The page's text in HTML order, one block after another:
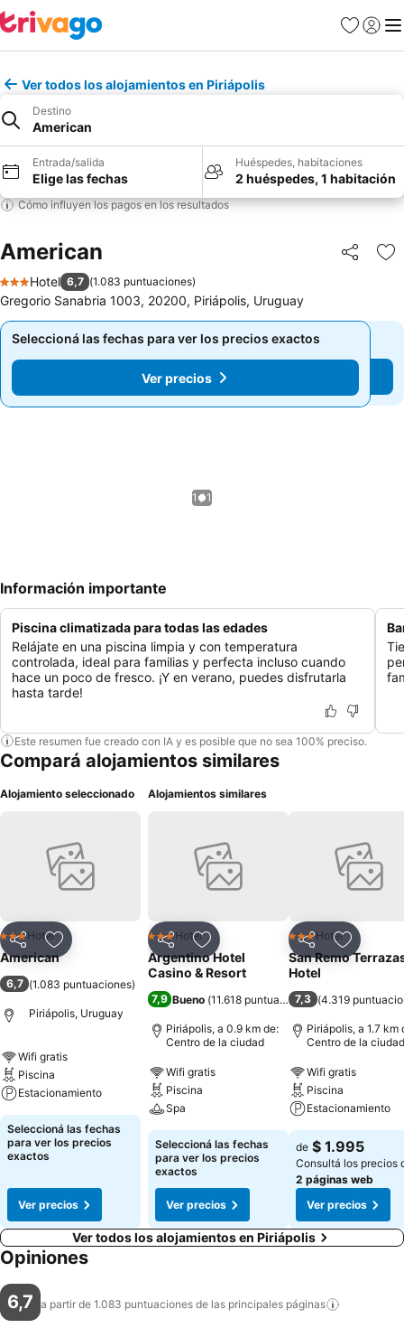
Favoritos
Iniciar
Ver todos los alojamientos en Piriápolis
Destino
American
Entrada/salida
Elige las fechas
Huéspedes, habitaciones
2 huéspedes, 1 habitación
Cómo influyen los pagos en los resultados
American Compartir
3 Estrellas
Hotel 6,7 (1.083 puntuaciones)
Gregorio Sanabria 1003, 20200, Piriápolis, Uruguay
Seleccioná las fechas para ver los precios exactos
Ver precios
Seleccioná las fechas para ver los precios exactos
Ver precios
1 / 1
Información importante
Piscina climatizada para todas las edades
Relájate en una piscina limpia y con temperatura
controlada, ideal para familias y perfecta incluso cuando
hace un poco de fresco. ¡Y en verano, puedes disfrutarla
hasta tarde!
Este resumen fue creado con IA y es posible que no sea 100% preciso.
Compará alojamientos similares
Alojamiento seleccionado
CompartirAñadir a favoritos
3 Estrellas
Hotel
American
6,7 (1.083 puntuaciones)
Piriápolis, Uruguay
Wifi gratis
Piscina
Estacionamiento
Seleccioná las fechas
para ver los precios
exactos
Ver precios
Alojamientos similares
CompartirAñadir a favoritos
3 Estrellas
Hotel
Argentino Hotel
Casino & Resort
7,9 Bueno (11.618 puntuaciones )
Piriápolis, a 0.9 km de:
Centro de la ciudad
Wifi gratis
Piscina
Spa
Seleccioná las fechas
para ver los precios
exactos
Ver precios
CompartirAñadir
3 Estrellas
Hotel
San Remo
Hotel
7,3 (4.319
Piriápolis, a 1.7 km
Centro de la ciudad
Wifi gratis
Piscina
Estacionamiento
de $ 1.995
Consultá los precios
2 páginas web
Ver precios
Ver todos los alojamientos en Piriápolis
Opiniones
6,7 a partir de 1.083 puntuaciones de las principales páginas